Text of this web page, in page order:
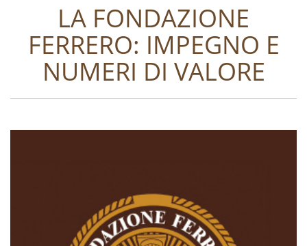
LA FONDAZIONE
FERRERO: IMPEGNO E
NUMERI DI VALORE